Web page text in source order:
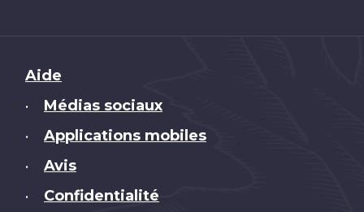
Brand
Aide
• Médias sociaux
• Applications mobiles
• Avis
• Confidentialité